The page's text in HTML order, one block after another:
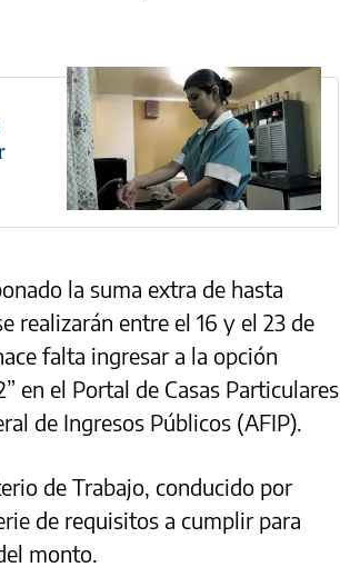
la suma extra de hasta
realizarán entre el 16 y el 23 de
falta ingresar a la opción
en el Portal de Casas Particulares
de Ingresos Públicos (AFIP).
de Trabajo, conducido por
de requisitos a cumplir para
monto.